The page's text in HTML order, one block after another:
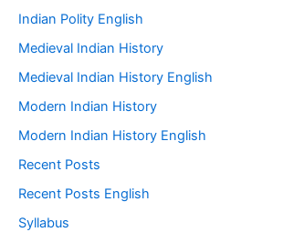
Indian Polity English
Medieval Indian History
Medieval Indian History English
Modern Indian History
Modern Indian History English
Recent Posts
Recent Posts English
Syllabus